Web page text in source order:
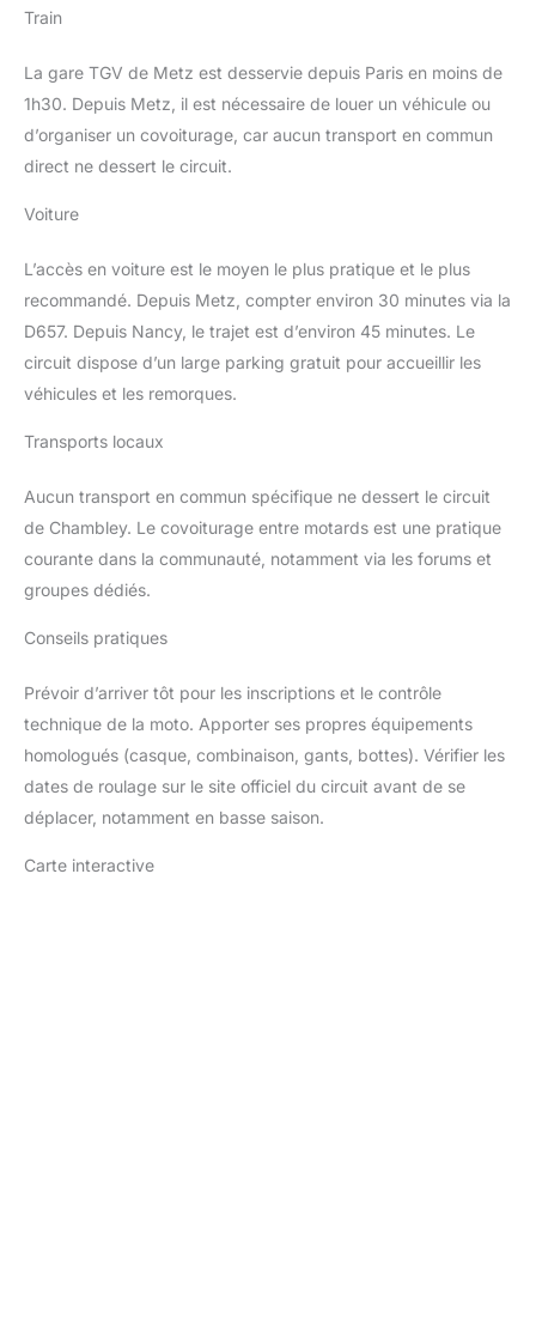
Train
La gare TGV de Metz est desservie depuis Paris en moins de
1h30. Depuis Metz, il est nécessaire de louer un véhicule ou
d’organiser un covoiturage, car aucun transport en commun
direct ne dessert le circuit.
Voiture
L’accès en voiture est le moyen le plus pratique et le plus
recommandé. Depuis Metz, compter environ 30 minutes via la
D657. Depuis Nancy, le trajet est d’environ 45 minutes. Le
circuit dispose d’un large parking gratuit pour accueillir les
véhicules et les remorques.
Transports locaux
Aucun transport en commun spécifique ne dessert le circuit
de Chambley. Le covoiturage entre motards est une pratique
courante dans la communauté, notamment via les forums et
groupes dédiés.
Conseils pratiques
Prévoir d’arriver tôt pour les inscriptions et le contrôle
technique de la moto. Apporter ses propres équipements
homologués (casque, combinaison, gants, bottes). Vérifier les
dates de roulage sur le site officiel du circuit avant de se
déplacer, notamment en basse saison.
Carte interactive